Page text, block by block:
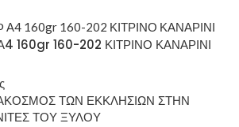
160gr 160-202 ΚΙΤΡΙΝΟ ΚΑΝΑΡΙΝΙ
ΤΩΝ ΕΚΚΛΗΣΙΩΝ ΣΤΗΝ
ΤΟΥ ΞΥΛΟΥ